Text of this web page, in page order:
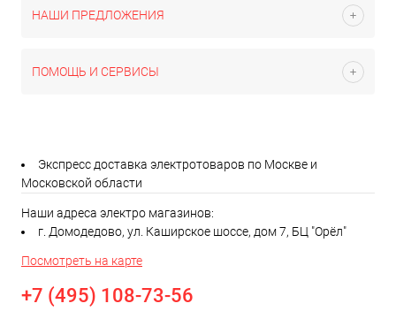
НАШИ ПРЕДЛОЖЕНИЯ
ПОМОЩЬ И СЕРВИСЫ
Экспресс доставка электротоваров по Москве и
Московской области
Наши адреса электро магазинов:
г. Домодедово, ул. Каширское шоссе, дом 7, БЦ "Орёл"
Посмотреть на карте
+7 (495) 108-73-56